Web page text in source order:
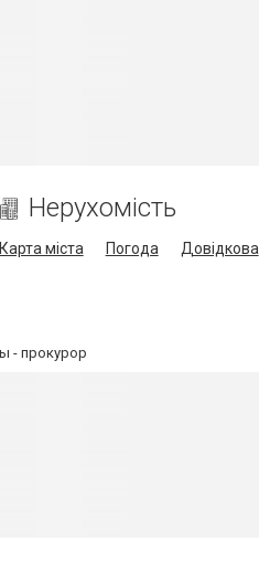
Нерухомість
Карта міста Погода Довідкова
- прокурор